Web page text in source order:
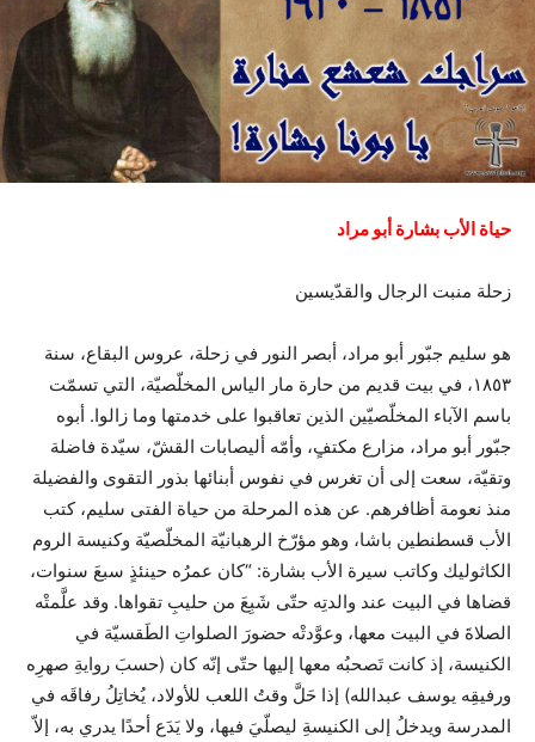
حياة الأب بشارة أبو مراد
زحلة منبت الرجال والقدّيسين
هو سليم جبّور أبو مراد، أبصر النور في زحلة، عروس البقاع، سنة
١٨٥٣، في بيت قديم من حارة مار الياس المخلّصيّة، التي تسمّت
باسم الآباء المخلّصيّين الذين تعاقبوا على خدمتها وما زالوا. أبوه
جبّور أبو مراد، مزارع مكتفٍ، وأمّه أليصابات القشّ، سيّدة فاضلة
وتقيّة، سعت إلى أن تغرس في نفوس أبنائها بذور التقوى والفضيلة
منذ نعومة أظافرهم. عن هذه المرحلة من حياة الفتى سليم، كتب
الأب قسطنطين باشا، وهو مؤرّخ الرهبانيّة المخلّصيّة وكنيسة الروم
الكاثوليك وكاتب سيرة الأب بشارة: “كان عمرُه حينئذٍ سبعَ سنوات،
قضاها في البيت عند والدتِه حتّى شَبِعَ من حليبِ تقواها. وقد علَّمتْه
الصلاةَ في البيت معها، وعوَّدتْه حضورَ الصلواتِ الطَقسيّة في
الكنيسة، إذ كانت تَصحبُه معها إليها حتّى إنّه كان (حسبَ روايةِ صهرِه
ورفيقِه يوسف عبدالله) إذا حَلَّ وقتُ اللعب للأولاد، يُخاتِلُ رفاقَه في
المدرسة ويدخلُ إلى الكنيسةِ ليصلّيَ فيها، ولا يَدَع أحدًا يدري به، إلاّ